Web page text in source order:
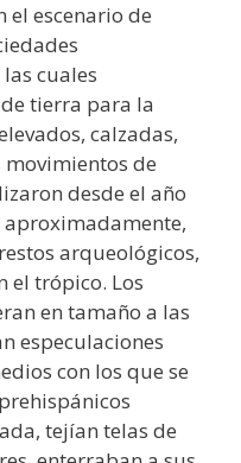
el escenario de
cuales
tierra para la
calzadas,
movimientos de
desde el año
aproximadamente,
arqueológicos,
el trópico. Los
en tamaño a las
especulaciones
con los que se
tejían telas de